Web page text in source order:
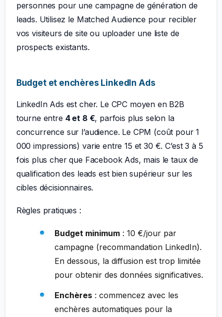
personnes pour une campagne de génération de
leads. Utilisez le Matched Audience pour recibler
vos visiteurs de site ou uploader une liste de
prospects existants.
Budget et enchères LinkedIn Ads
LinkedIn Ads est cher. Le CPC moyen en B2B
tourne entre 4 et 8 €, parfois plus selon la
concurrence sur l’audience. Le CPM (coût pour 1
000 impressions) varie entre 15 et 30 €. C’est 3 à 5
fois plus cher que Facebook Ads, mais le taux de
qualification des leads est bien supérieur sur les
cibles décisionnaires.
Règles pratiques :
Budget minimum: 10 €/jour par
campagne (recommandation LinkedIn).
En dessous, la diffusion est trop limitée
pour obtenir des données significatives.
Enchères: commencez avec les
enchères automatiques pour la